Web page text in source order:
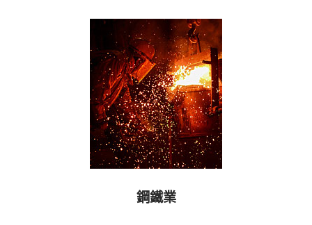
鋼鐵業